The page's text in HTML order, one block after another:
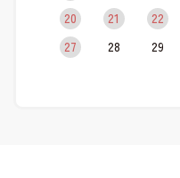
20
21 22
27
28 29